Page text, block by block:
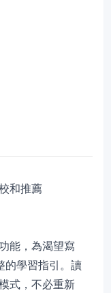
和推薦
能，為渴望寫
的學習指引。讀
式，不必重新